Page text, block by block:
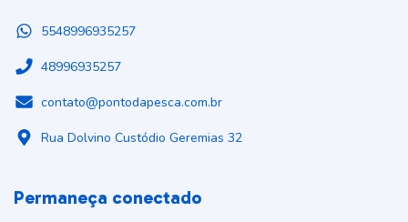
5548996935257
48996935257
contato@pontodapesca.com.br
Rua Dolvino Custódio Geremias 32
Permaneça conectado